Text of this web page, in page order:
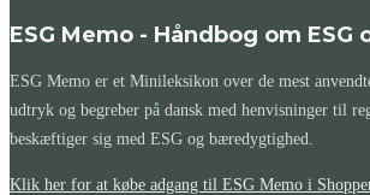
ESG Memo - Håndbog om
ESG Memo er et Minileksikon over de mest
udtryk og begreber på dansk med henvisninger til
beskæftiger sig med ESG og bæredygtighed.
Klik her for at købe adgang til ESG Memo i